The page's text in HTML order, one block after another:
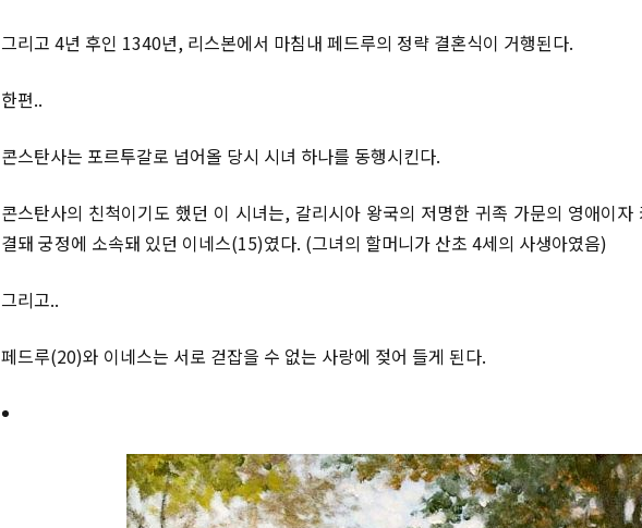
그리고 4년 후인 1340년, 리스본에서 마침내 페드루의 정략 결혼식이 거행된다.
한편..
콘스탄사는 포르투갈로 넘어올 당시 시녀 하나를 동행시킨다.
콘스탄사의 친척이기도 했던 이 시녀는, 갈리시아 왕국의 저명한 귀족 가문의 영애이자
결돼 궁정에 소속돼 있던 이네스(15)였다. (그녀의 할머니가 산초 4세의 사생아였음)
그리고..
페드루(20)와 이네스는 서로 걷잡을 수 없는 사랑에 젖어 들게 된다.